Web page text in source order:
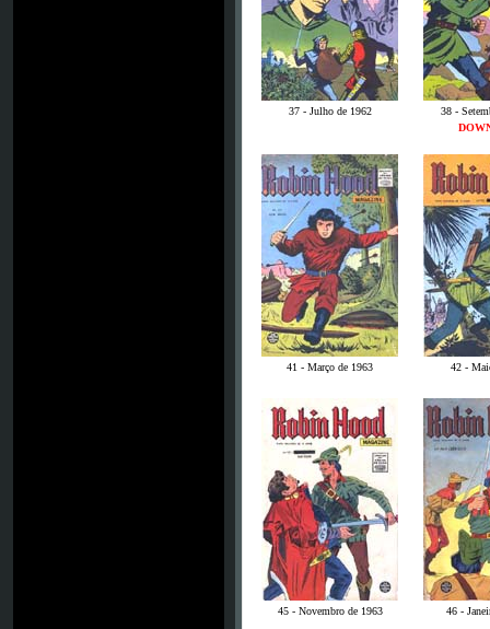
37 - Julho de 1962
38 -
41 - Março de 1963 42 -
45 - Novembro de 1963 46 -